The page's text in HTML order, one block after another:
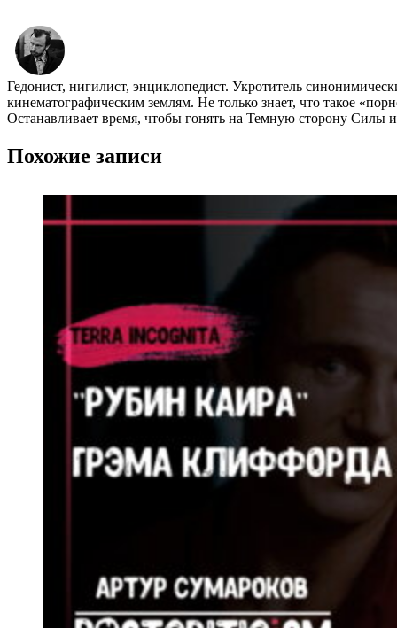
Гедонист, нигилист, энциклопедист. Укротитель
кинематографическим землям. Не только знает, что такое
Останавливает время, чтобы гонять на Темную сторону Силы
Похожие записи